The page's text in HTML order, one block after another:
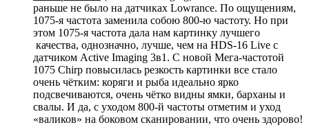
раньше не было на датчиках Lowrance. По ощущениям,
1075-я частота заменила собою 800-ю частоту. Но при
этом 1075-я частота дала нам картинку лучшего
качества, однозначно, лучше, чем на HDS-16 Live с
датчиком Active Imaging 3в1. С новой Мега-частотой
1075 Chirp повысилась резкость картинки все стало
очень чётким: коряги и рыба идеально ярко
подсвечиваются, очень чётко видны ямки, барханы и
свалы. И да, с уходом 800-й частоты отметим и уход
«валиков» на боковом сканировании, что очень здорово!